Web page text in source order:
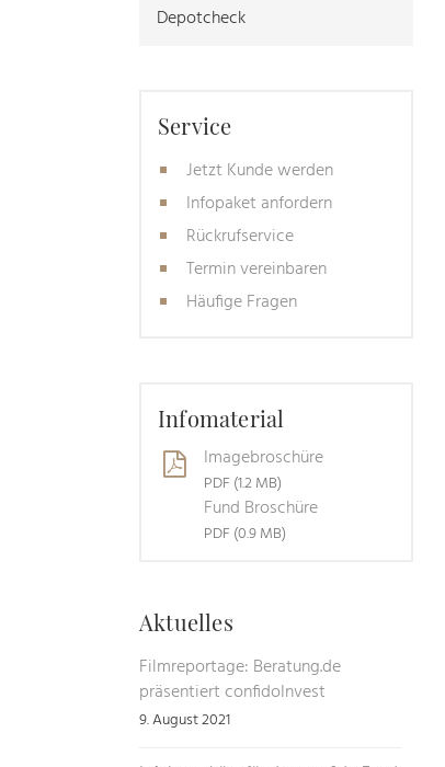
Depotcheck
Service
Jetzt Kunde werden
Infopaket anfordern
Rückrufservice
Termin vereinbaren
Häufige Fragen
Infomaterial
Imagebroschüre
PDF (1.2 MB)
Fund Broschüre
PDF (0.9 MB)
Aktuelles
Filmreportage: Beratung.de
präsentiert confidoInvest
9. August 2021